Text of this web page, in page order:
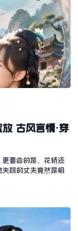
古风言情·穿
更要命的是，花轿还
踪的丈夫竟然是祖